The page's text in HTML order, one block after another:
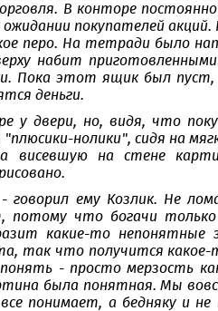
В конторе постоянно
ожидании покупателей
перо. На тетради было
набит
Пока этот ящик был
деньги.
у двери, но, видя, что
нолики", сидя на
висевшую на стене
ему Козлик. Не
потому что богачи
какие-то непонятные
так что получится какое-
- просто мерзость
была понятная. Мы
понимает, а бедняку и